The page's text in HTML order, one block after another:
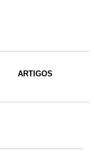
ARTIGOS